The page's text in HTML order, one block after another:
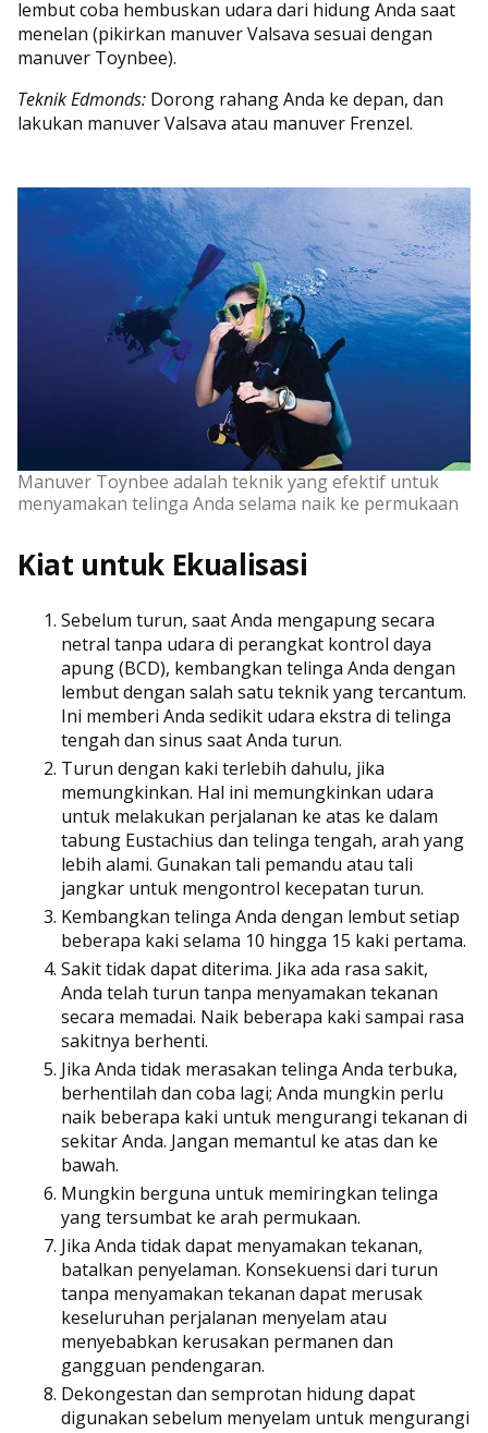
lembut coba hembuskan udara dari hidung Anda saat
menelan (pikirkan manuver Valsava sesuai dengan
manuver Toynbee).
Teknik Edmonds: Dorong rahang Anda ke depan, dan
lakukan manuver Valsava atau manuver Frenzel.
Manuver Toynbee adalah teknik yang efektif untuk
menyamakan telinga Anda selama naik ke permukaan
Kiat untuk Ekualisasi
Sebelum turun, saat Anda mengapung secara
netral tanpa udara di perangkat kontrol daya
apung (BCD), kembangkan telinga Anda dengan
lembut dengan salah satu teknik yang tercantum.
Ini memberi Anda sedikit udara ekstra di telinga
tengah dan sinus saat Anda turun.
Turun dengan kaki terlebih dahulu, jika
memungkinkan. Hal ini memungkinkan udara
untuk melakukan perjalanan ke atas ke dalam
tabung Eustachius dan telinga tengah, arah yang
lebih alami. Gunakan tali pemandu atau tali
jangkar untuk mengontrol kecepatan turun.
Kembangkan telinga Anda dengan lembut setiap
beberapa kaki selama 10 hingga 15 kaki pertama.
Sakit tidak dapat diterima. Jika ada rasa sakit,
Anda telah turun tanpa menyamakan tekanan
secara memadai. Naik beberapa kaki sampai rasa
sakitnya berhenti.
Jika Anda tidak merasakan telinga Anda terbuka,
berhentilah dan coba lagi; Anda mungkin perlu
naik beberapa kaki untuk mengurangi tekanan di
sekitar Anda. Jangan memantul ke atas dan ke
bawah.
Mungkin berguna untuk memiringkan telinga
yang tersumbat ke arah permukaan.
Jika Anda tidak dapat menyamakan tekanan,
batalkan penyelaman. Konsekuensi dari turun
tanpa menyamakan tekanan dapat merusak
keseluruhan perjalanan menyelam atau
menyebabkan kerusakan permanen dan
gangguan pendengaran.
Dekongestan dan semprotan hidung dapat
digunakan sebelum menyelam untuk mengurangi